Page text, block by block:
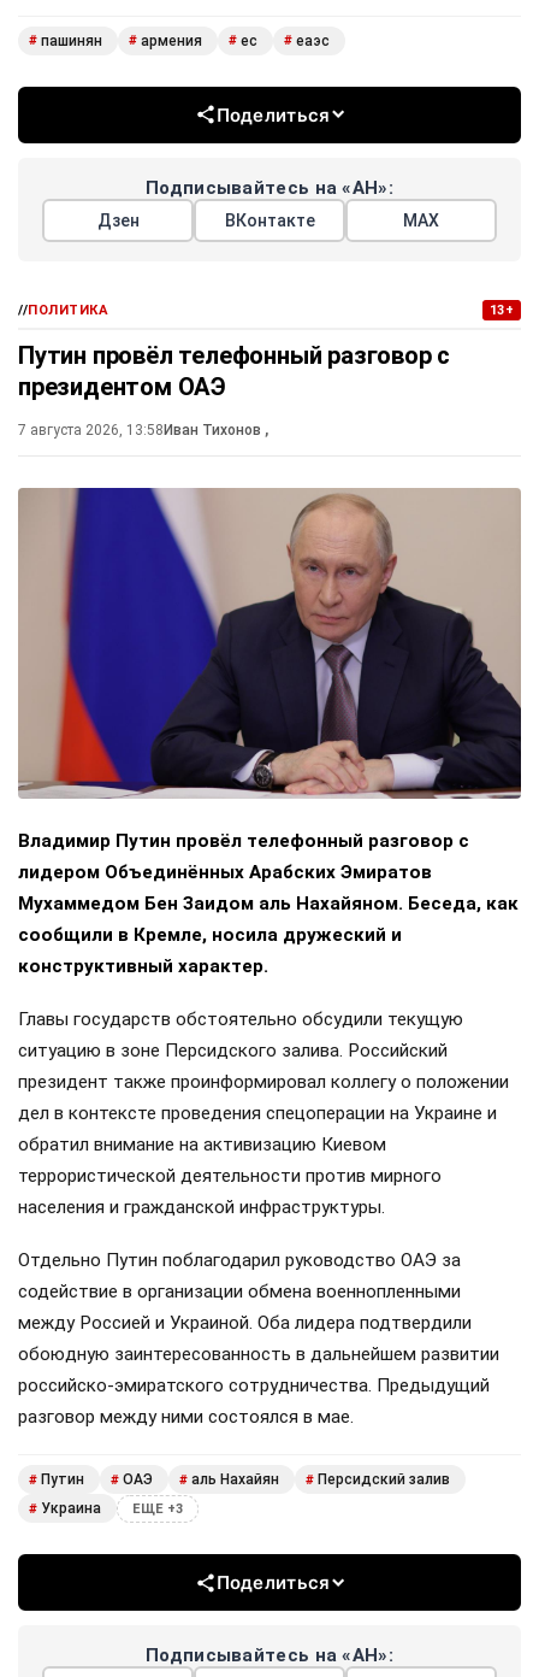
# пашинян # армения # ес # еаэс
Поделиться
Подписывайтесь на «АН»:
Дзен ВКонтакте МАХ
//ПОЛИТИКА 13+
Путин провёл телефонный разговор с
президентом ОАЭ
7 августа 2026, 13:58Иван Тихонов ,
Владимир Путин провёл телефонный разговор с
лидером Объединённых Арабских Эмиратов
Мухаммедом Бен Заидом аль Нахайяном. Беседа, как
сообщили в Кремле, носила дружеский и
конструктивный характер.
Главы государств обстоятельно обсудили текущую
ситуацию в зоне Персидского залива. Российский
президент также проинформировал коллегу о положении
дел в контексте проведения спецоперации на Украине и
обратил внимание на активизацию Киевом
террористической деятельности против мирного
населения и гражданской инфраструктуры.
Отдельно Путин поблагодарил руководство ОАЭ за
содействие в организации обмена военнопленными
между Россией и Украиной. Оба лидера подтвердили
обоюдную заинтересованность в дальнейшем развитии
российско-эмиратского сотрудничества. Предыдущий
разговор между ними состоялся в мае.
# Путин # ОАЭ # аль Нахайян # Персидский залив
# Украина ЕЩЕ +3
Поделиться
Подписывайтесь на «АН»: